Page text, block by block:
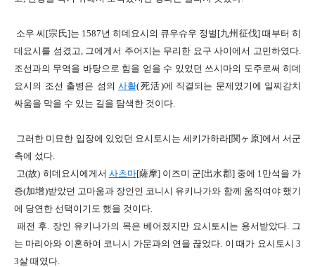
소우 씨[宗氏]는 1587년 히데요시의 큐우슈우 정벌[九州征伐]때부터 히
데요시를 섬겼고, 그에게서 주어지는 무리한 요구 사이에서 고민하였다.
조선과의 무역을 바탕으로 힘을 얻을 수 있었던 쓰시마의 도주로써 히데
요시의 조선 출병은 섬의 사활(死活)에 직결되는 문제였기에 일찌감치
싸움을 막을 수 있는 길을 탐색한 것이다.
그러한 미묘한 입장에 있었던 요시토시는 세키가하라[関ヶ原]에서 서군
측에 섰다.
고(故) 히데요시에게서 사츠마[薩摩] 이즈미 군[出水郡] 중에 1만석을 가
증(加增)받았던 고마움과 장인인 코니시 유키나가와 함께 움직여야 했기
에 당연한 선택이기도 했을 것이다.
패전 후. 장인 유키나가의 목은 베어졌지만 요시토시는 용서받았다. 그
는 마리아와 이혼하여 코니시 가문과의 연을 끊었다. 이 때가 요시토시 3
3살 때였다.